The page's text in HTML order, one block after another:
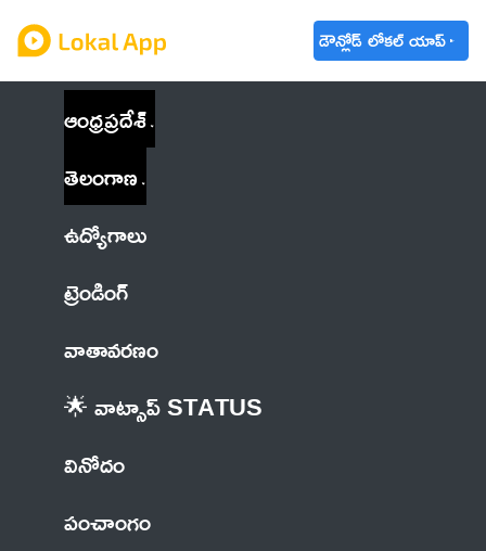
డౌన్లోడ్ లోకల్ యాప్
ఆంధ్రప్రదేశ్
తెలంగాణ
ఉద్యోగాలు
ట్రెండింగ్
వాతావరణం
🌟 వాట్సాప్ STATUS
వినోదం
పంచాంగం